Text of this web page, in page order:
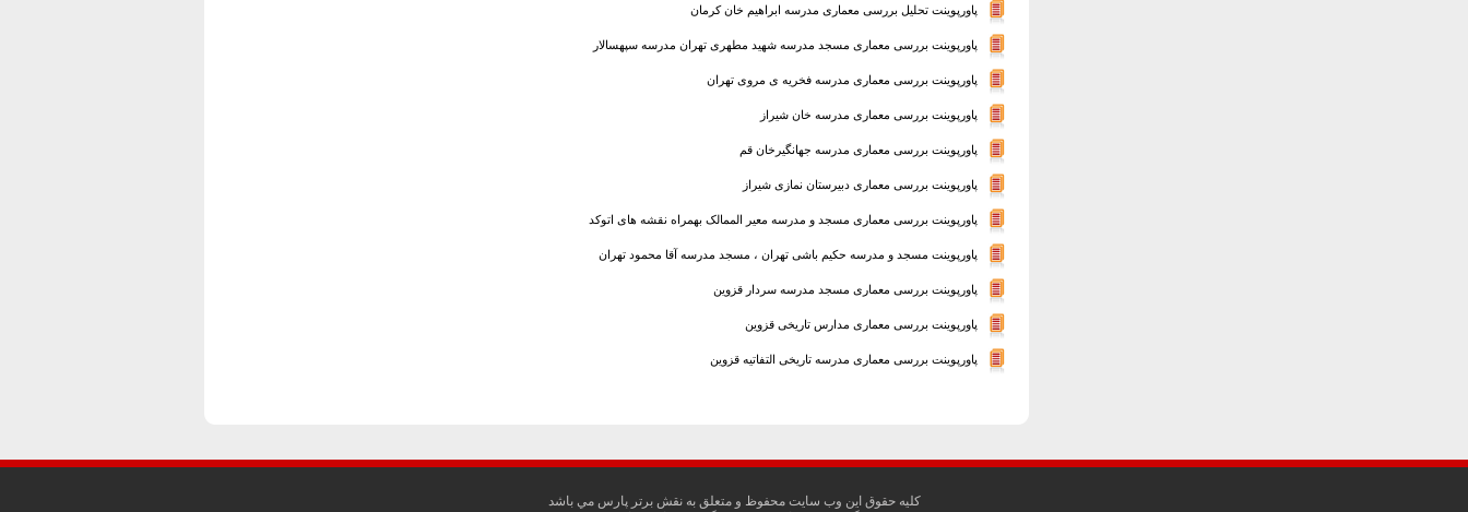
پاورپوینت تحلیل بررسی معماری مدرسه ابراهیم خان کرمان
پاورپوینت بررسی معماری مسجد مدرسه شهید مطهری تهران مدرسه سپهسالار
پاورپوینت بررسی معماری مدرسه فخریه ی مروی تهران
پاورپوینت بررسی معماری مدرسه خان شیراز
پاورپوینت بررسی معماری مدرسه جهانگيرخان قم
پاورپوینت بررسی معماری دبیرستان نمازی شیراز
پاورپوینت بررسی معماری مسجد و مدرسه معیر الممالک بهمراه نقشه های اتوکد
پاورپوینت مسجد و مدرسه حکیم باشی تهران ، مسجد مدرسه آقا محمود تهران
پاورپوینت بررسی معماری مسجد مدرسه سردار قزوین
پاورپوینت بررسی معماری مدارس تاریخی قزوین
پاورپوینت بررسی معماری مدرسه تاریخی التفاتیه قزوین
کليه حقوق اين وب سايت محفوظ و متعلق به نقش برتر پارس مي باشد